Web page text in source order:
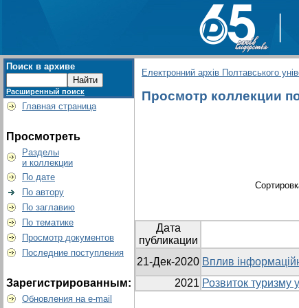
Поиск в архиве
Расширенный поиск
Главная страница
Просмотреть
Разделы
и коллекции
По дате
По автору
По заглавию
По тематике
Просмотр документов
Последние поступления
Зарегистрированным:
Обновления на e-mail
Електронний архів Полтавського
Просмотр коллекции
Дата
публикации
21-Дек-2020 Вплив
2021 Розвиток туризму